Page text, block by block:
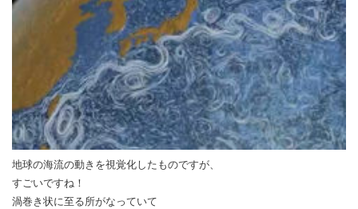
地球の海流の動きを視覚化したものですが、
すごいですね！
渦巻き状に至る所がなっていて